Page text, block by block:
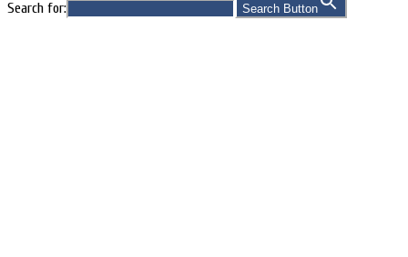
Search for: Search Button